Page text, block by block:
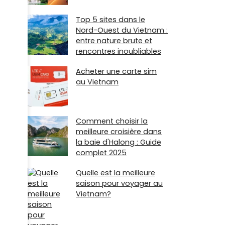
Top 5 sites dans le
Nord-Ouest du Vietnam :
entre nature brute et
rencontres inoubliables
Acheter une carte sim
au Vietnam
Comment choisir la
meilleure croisière dans
la baie d'Halong : Guide
complet 2025
Quelle est la meilleure
saison pour voyager au
Vietnam?